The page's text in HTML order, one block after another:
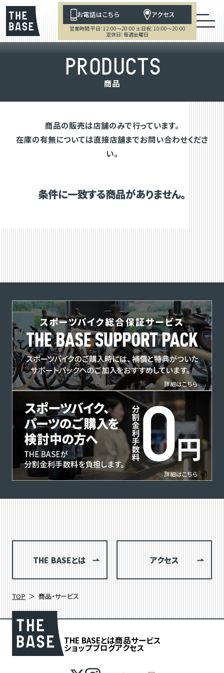
お電話はこちら アクセス
営業時間 平日：12:00～20:00 土日祝：10:00～20:00
定休日：毎週金曜日
PRODUCTS
商品
商品の販売は店舗のみで行っています。
在庫の有無については直接店舗までお問い合わせくださ
い。
条件に一致する商品がありません。
THE BASEとは アクセス
TOP 商品・サービス
THE BASEとは商品サービス
ショップブログアクセス